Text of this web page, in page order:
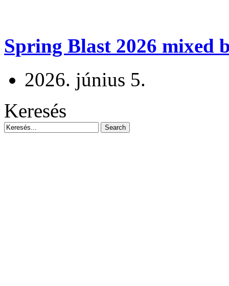
Spring Blast 2026 mixed
2026. június 5.
Keresés